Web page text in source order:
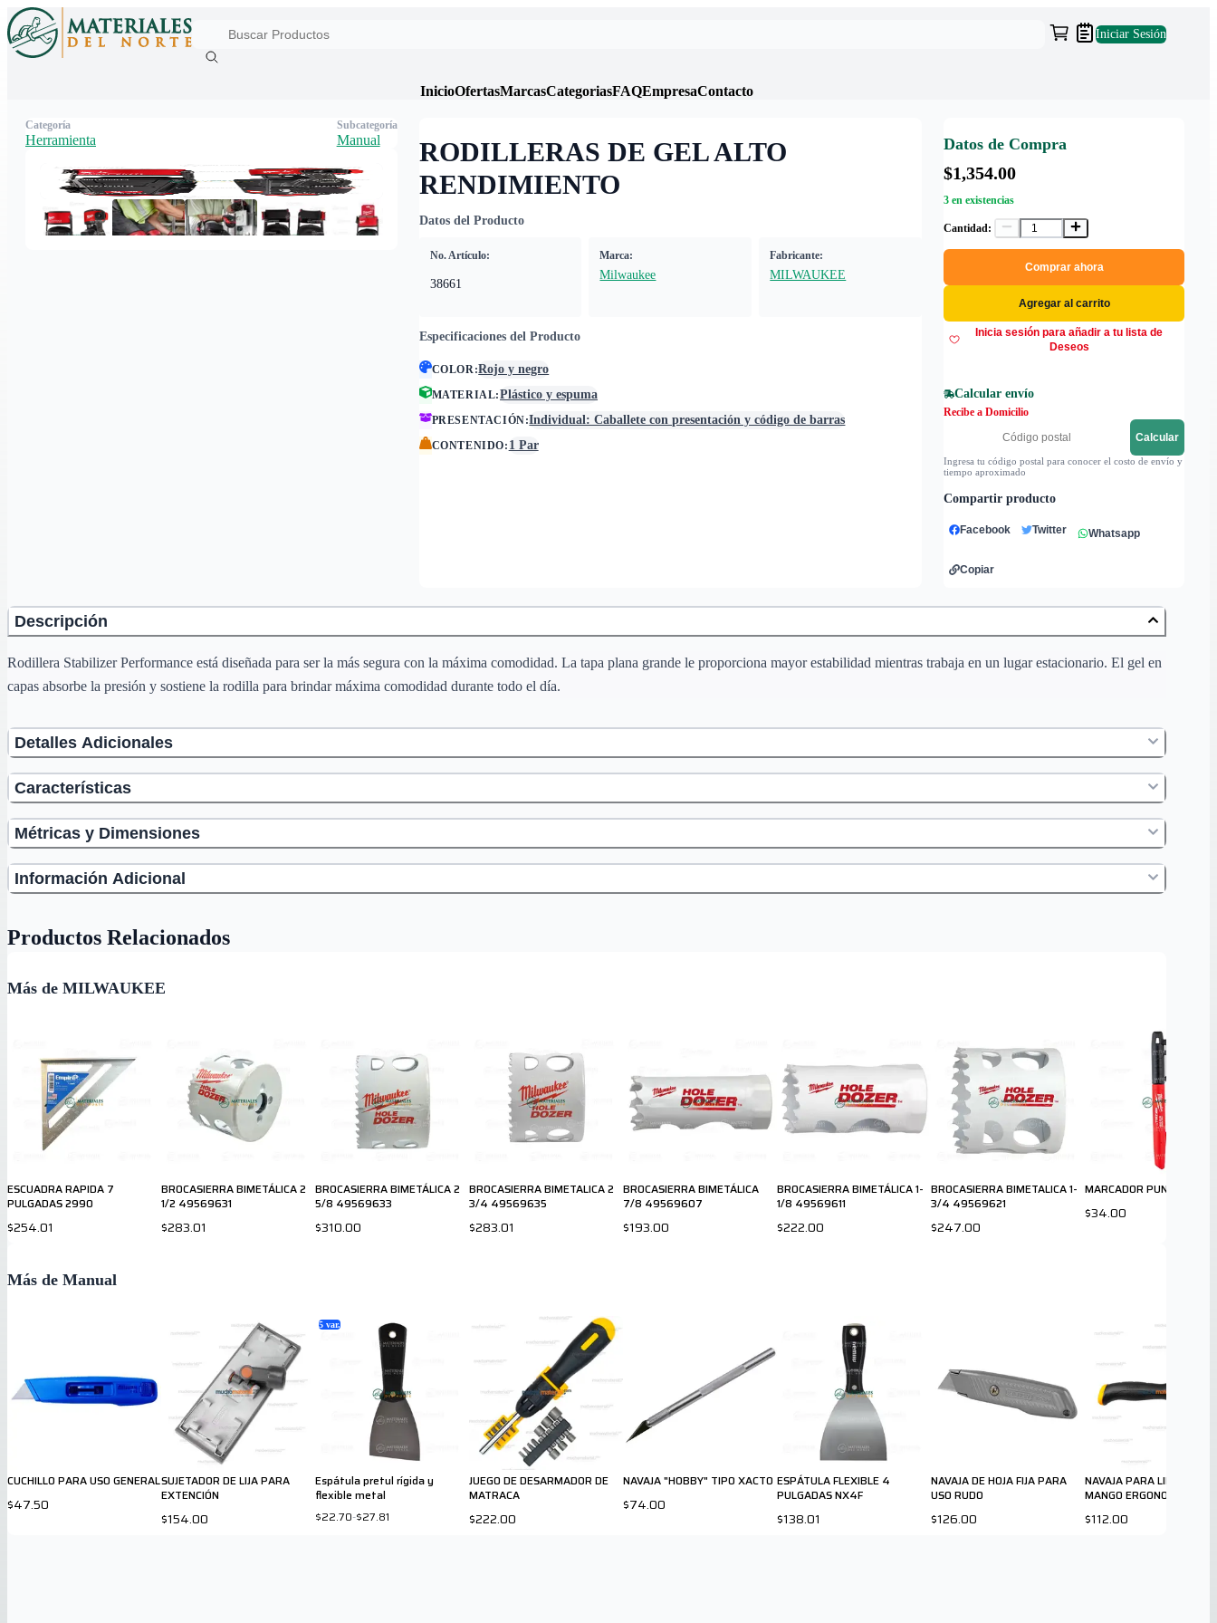
Iniciar Sesión
InicioOfertasMarcasCategoriasFAQEmpresaContacto
RODILLERAS DE GEL ALTO
RENDIMIENTO
Datos del Producto
No. Artículo:
38661
Marca:
Milwaukee
Fabricante:
MILWAUKEE
Especificaciones del Producto
COLOR:Rojo y negro
MATERIAL:Plástico y espuma
PRESENTACIÓN:Individual: Caballete con presentación y código de barras
CONTENIDO: 1 Par
Datos de Compra
$1,354.00
3 en existencias
Cantidad:
Comprar ahora
Agregar al carrito
Inicia sesión para añadir a tu lista de
Deseos
Calcular envío
Recibe a Domicilio
Calcular
Ingresa tu código postal para conocer el costo de envío y
tiempo aproximado
Compartir producto
Facebook Twitter Whatsapp
Copiar
Categoría
Herramienta
Subcategoría
Manual
Descripción
Rodillera Stabilizer Performance está diseñada para ser la más segura con la máxima comodidad. La tapa plana grande le proporciona mayor estabilidad mientras trabaja en un lugar estacionario. El gel en
capas absorbe la presión y sostiene la rodilla para brindar máxima comodidad durante todo el día.
Detalles Adicionales
Características
Métricas y Dimensiones
Información Adicional
Productos Relacionados
Más de MILWAUKEE
ESCUADRA RAPIDA 7
PULGADAS 2990
$254.01
BROCASIERRA BIMETÁLICA 2
1/2 49569631
$283.01
BROCASIERRA BIMETÁLICA 2
5/8 49569633
$310.00
BROCASIERRA BIMETALICA 2
3/4 49569635
$283.01
BROCASIERRA BIMETÁLICA
7/8 49569607
$193.00
BROCASIERRA BIMETÁLICA 1-
1/8 49569611
$222.00
BROCASIERRA BIMETALICA 1-
3/4 49569621
$247.00
MARCADOR PUNTO FINO
$34.00
Más de Manual
CUCHILLO PARA USO GENERAL
$47.50
SUJETADOR DE LIJA PARA
EXTENCIÓN
$154.00
5 var.
Espátula pretul rígida y
flexible metal
$22.70-$27.81
JUEGO DE DESARMADOR DE
MATRACA
$222.00
NAVAJA "HOBBY" TIPO XACTO
$74.00
ESPÁTULA FLEXIBLE 4
PULGADAS NX4F
$138.01
NAVAJA DE HOJA FIJA PARA
USO RUDO
$126.00
NAVAJA PARA LINOLEO
MANGO ERGONOMICO
$112.00